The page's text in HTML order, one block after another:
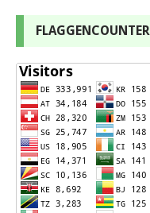
FLAGGENCOUNTER